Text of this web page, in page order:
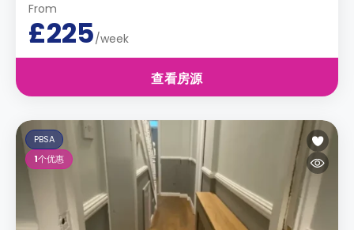
From
£225/week
查看房源
PBSA
1个优惠